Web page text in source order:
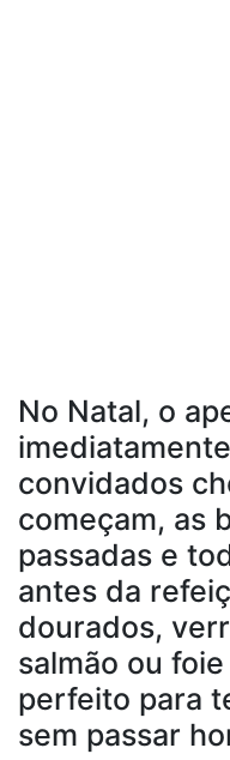
No Natal, o
convidados
começam, as
passadas e
antes da
dourados,
salmão ou
perfeito para
sem passar